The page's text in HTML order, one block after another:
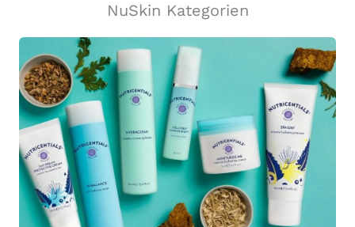
NuSkin Kategorien